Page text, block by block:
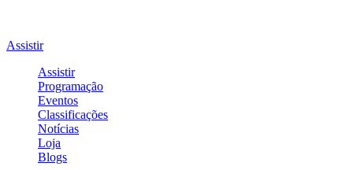
Assistir
Assistir
Programação
Eventos
Classificações
Notícias
Loja
Blogs